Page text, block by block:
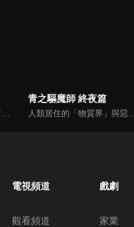
青之驅魔師 終夜篇
電視頻道
觀看頻道
戲劇
家業